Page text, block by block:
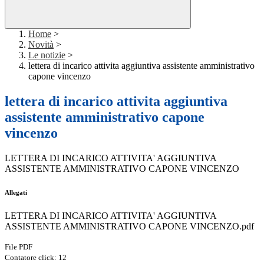
Home >
Novità >
Le notizie >
lettera di incarico attivita aggiuntiva assistente amministrativo
capone vincenzo
lettera di incarico attivita aggiuntiva
assistente amministrativo capone
vincenzo
LETTERA DI INCARICO ATTIVITA' AGGIUNTIVA
ASSISTENTE AMMINISTRATIVO CAPONE VINCENZO
Allegati
LETTERA DI INCARICO ATTIVITA' AGGIUNTIVA
ASSISTENTE AMMINISTRATIVO CAPONE VINCENZO.pdf
File PDF
Contatore click: 12